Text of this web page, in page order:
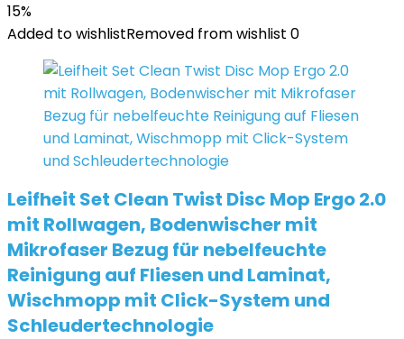
15%
Added to wishlistRemoved from wishlist 0
Leifheit Set Clean Twist Disc Mop Ergo 2.0
mit Rollwagen, Bodenwischer mit
Mikrofaser Bezug für nebelfeuchte
Reinigung auf Fliesen und Laminat,
Wischmopp mit Click-System und
Schleudertechnologie